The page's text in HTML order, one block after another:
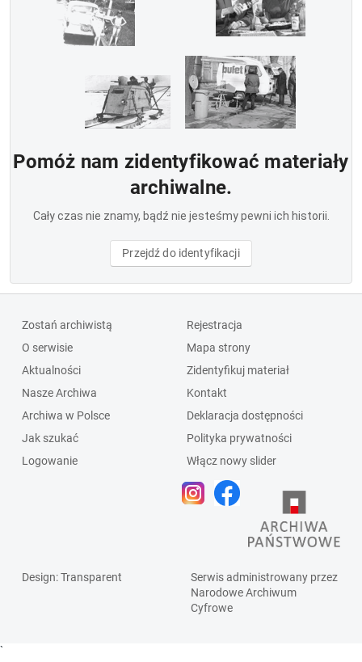
Pomóż nam zidentyfikować materiały
archiwalne.
Cały czas nie znamy, bądź nie jesteśmy pewni ich historii.
Przejdź do identyfikacji
Zostań archiwistą
O serwisie
Aktualności
Nasze Archiwa
Archiwa w Polsce
Jak szukać
Logowanie
Rejestracja
Mapa strony
Zidentyfikuj materiał
Kontakt
Deklaracja dostępności
Polityka prywatności
Włącz nowy slider
Design: Transparent
Serwis administrowany przez
Narodowe Archiwum
Cyfrowe
`